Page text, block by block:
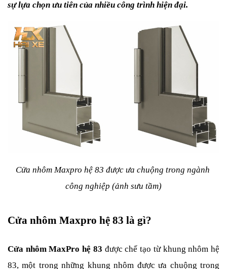
sự lựa chọn ưu tiên của nhiều công trình hiện đại.
Cửa nhôm Maxpro hệ 83 được ưa chuộng trong ngành
công nghiệp (ảnh sưu tầm)
Cửa nhôm Maxpro hệ 83 là gì?
Cửa nhôm MaxPro hệ 83 được chế tạo từ khung nhôm hệ
83, một trong những khung nhôm được ưa chuộng trong